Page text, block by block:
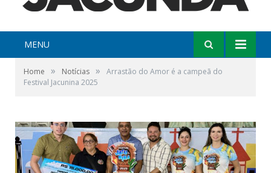
MENU
Home » Notícias »
Arrastão do Amor é a campeã do
Festival Jacunina 2025